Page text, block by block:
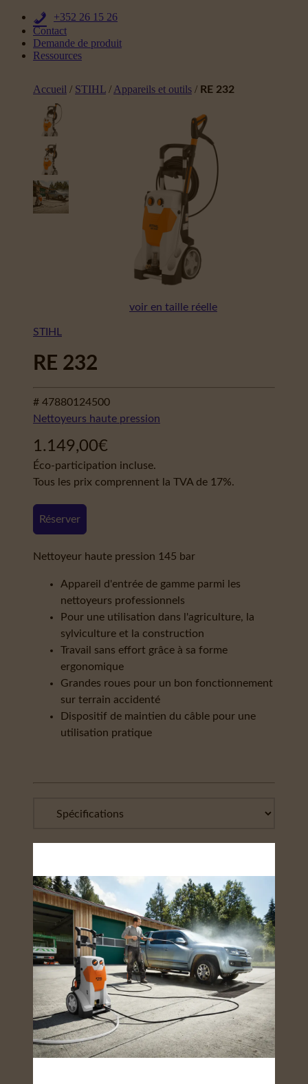
+352 26 15 26
Contact
Demande de produit
Ressources
Accueil / STIHL / Appareils et outils / RE 232
voir en taille réelle
STIHL
RE 232
# 47880124500
Nettoyeurs haute pression
1.149,00€
Éco-participation incluse.
Tous les prix comprennent la TVA de 17%.
Réserver
Nettoyeur haute pression 145 bar
Appareil d'entrée de gamme parmi les
nettoyeurs professionnels
Pour une utilisation dans l'agriculture, la
sylviculture et la construction
Travail sans effort grâce à sa forme
ergonomique
Grandes roues pour un bon fonctionnement
sur terrain accidenté
Dispositif de maintien du câble pour une
utilisation pratique